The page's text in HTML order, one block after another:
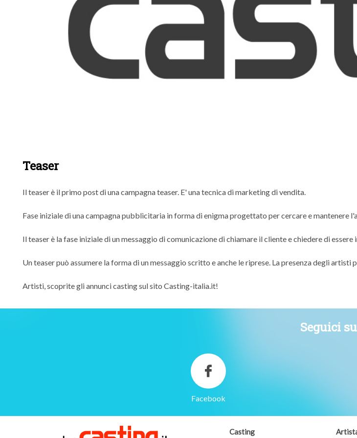
Teaser
Il teaser è il primo post di una campagna teaser. E' una tecnica di marketing di vendita.
Fase iniziale di una campagna pubblicitaria in forma di enigma progettato per cercare e mantenere
Il teaser è la fase iniziale di un messaggio di comunicazione di chiamare il cliente e chiedere di
Un teaser può assumere la forma di un messaggio scritto e anche le riprese. La presenza degli artisti
Artisti, scoprite gli annunci casting sul sito Casting-italia.it!
Seguici su
Facebook
Casting
A cosa servono questi cookie: